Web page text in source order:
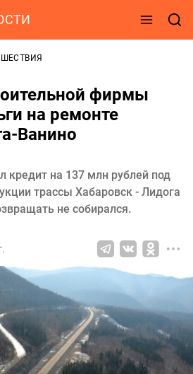
фирмы
на ремонте
Ванино
кредит на 137 млн рублей под
трассы Хабаровск - Лидога
не собирался.